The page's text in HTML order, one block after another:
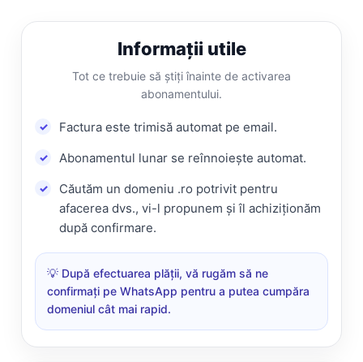
Informații utile
Tot ce trebuie să știți înainte de activarea
abonamentului.
Factura este trimisă automat pe email.
Abonamentul lunar se reînnoiește automat.
Căutăm un domeniu .ro potrivit pentru
afacerea dvs., vi-l propunem și îl achiziționăm
după confirmare.
💡 După efectuarea plății, vă rugăm să ne
confirmați pe WhatsApp pentru a putea cumpăra
domeniul cât mai rapid.